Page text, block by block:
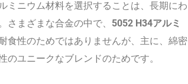
ミニウム材料を選択することは、長期にわ
まざまな合金の中で、 5052 H34アルミ
食性のためではありませんが、主に、綿密
ユニークなブレンドのためです。